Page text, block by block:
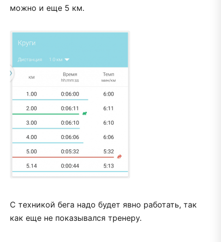
можно и еще 5 км.
С техникой бега надо будет явно работать, так
как еще не показывался тренеру.